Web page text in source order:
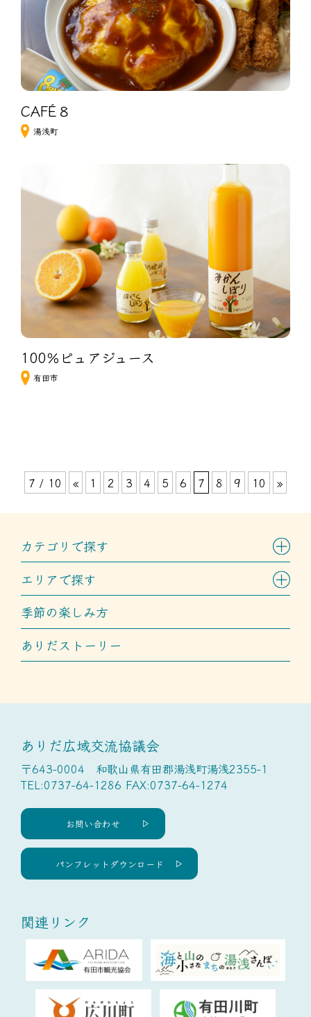
CAFÉ８
湯浅町
100％ピュアジュース
有田市
7 / 10 « 1 2 3 4 5 6 7 8 9 10 »
カテゴリで探す
エリアで探す
季節の楽しみ方
ありだストーリー
ありだ広域交流協議会
〒643-0004 和歌山県有田郡湯浅町湯浅2355-1
TEL:0737-64-1286 FAX:0737-64-1274
お問い合わせ
パンフレットダウンロード
関連リンク